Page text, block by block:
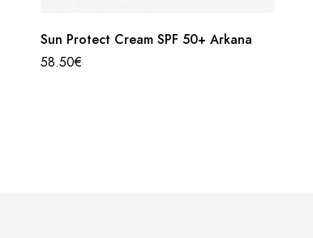
Sun Protect Cream SPF 50+ Arkana
58.50€